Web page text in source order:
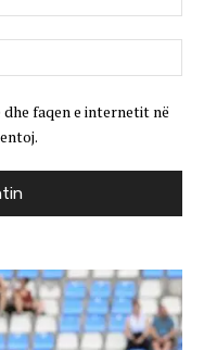
faqen e internetit në